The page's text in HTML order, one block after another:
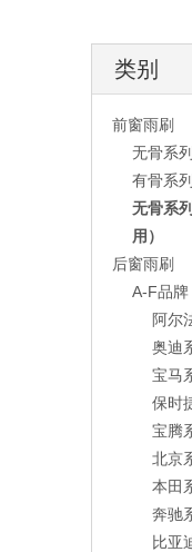
类别
前窗雨刷
无骨系
有骨系
无骨系
用）
后窗雨刷
A-F品牌
阿尔
奥迪
宝马
保时
宝腾
北京
本田
奔驰
比亚